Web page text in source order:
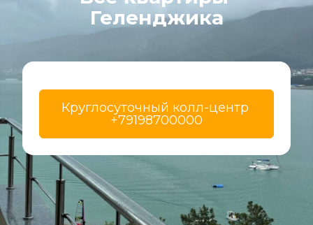
Геленджика
Круглосуточный колл-центр
+79198700000